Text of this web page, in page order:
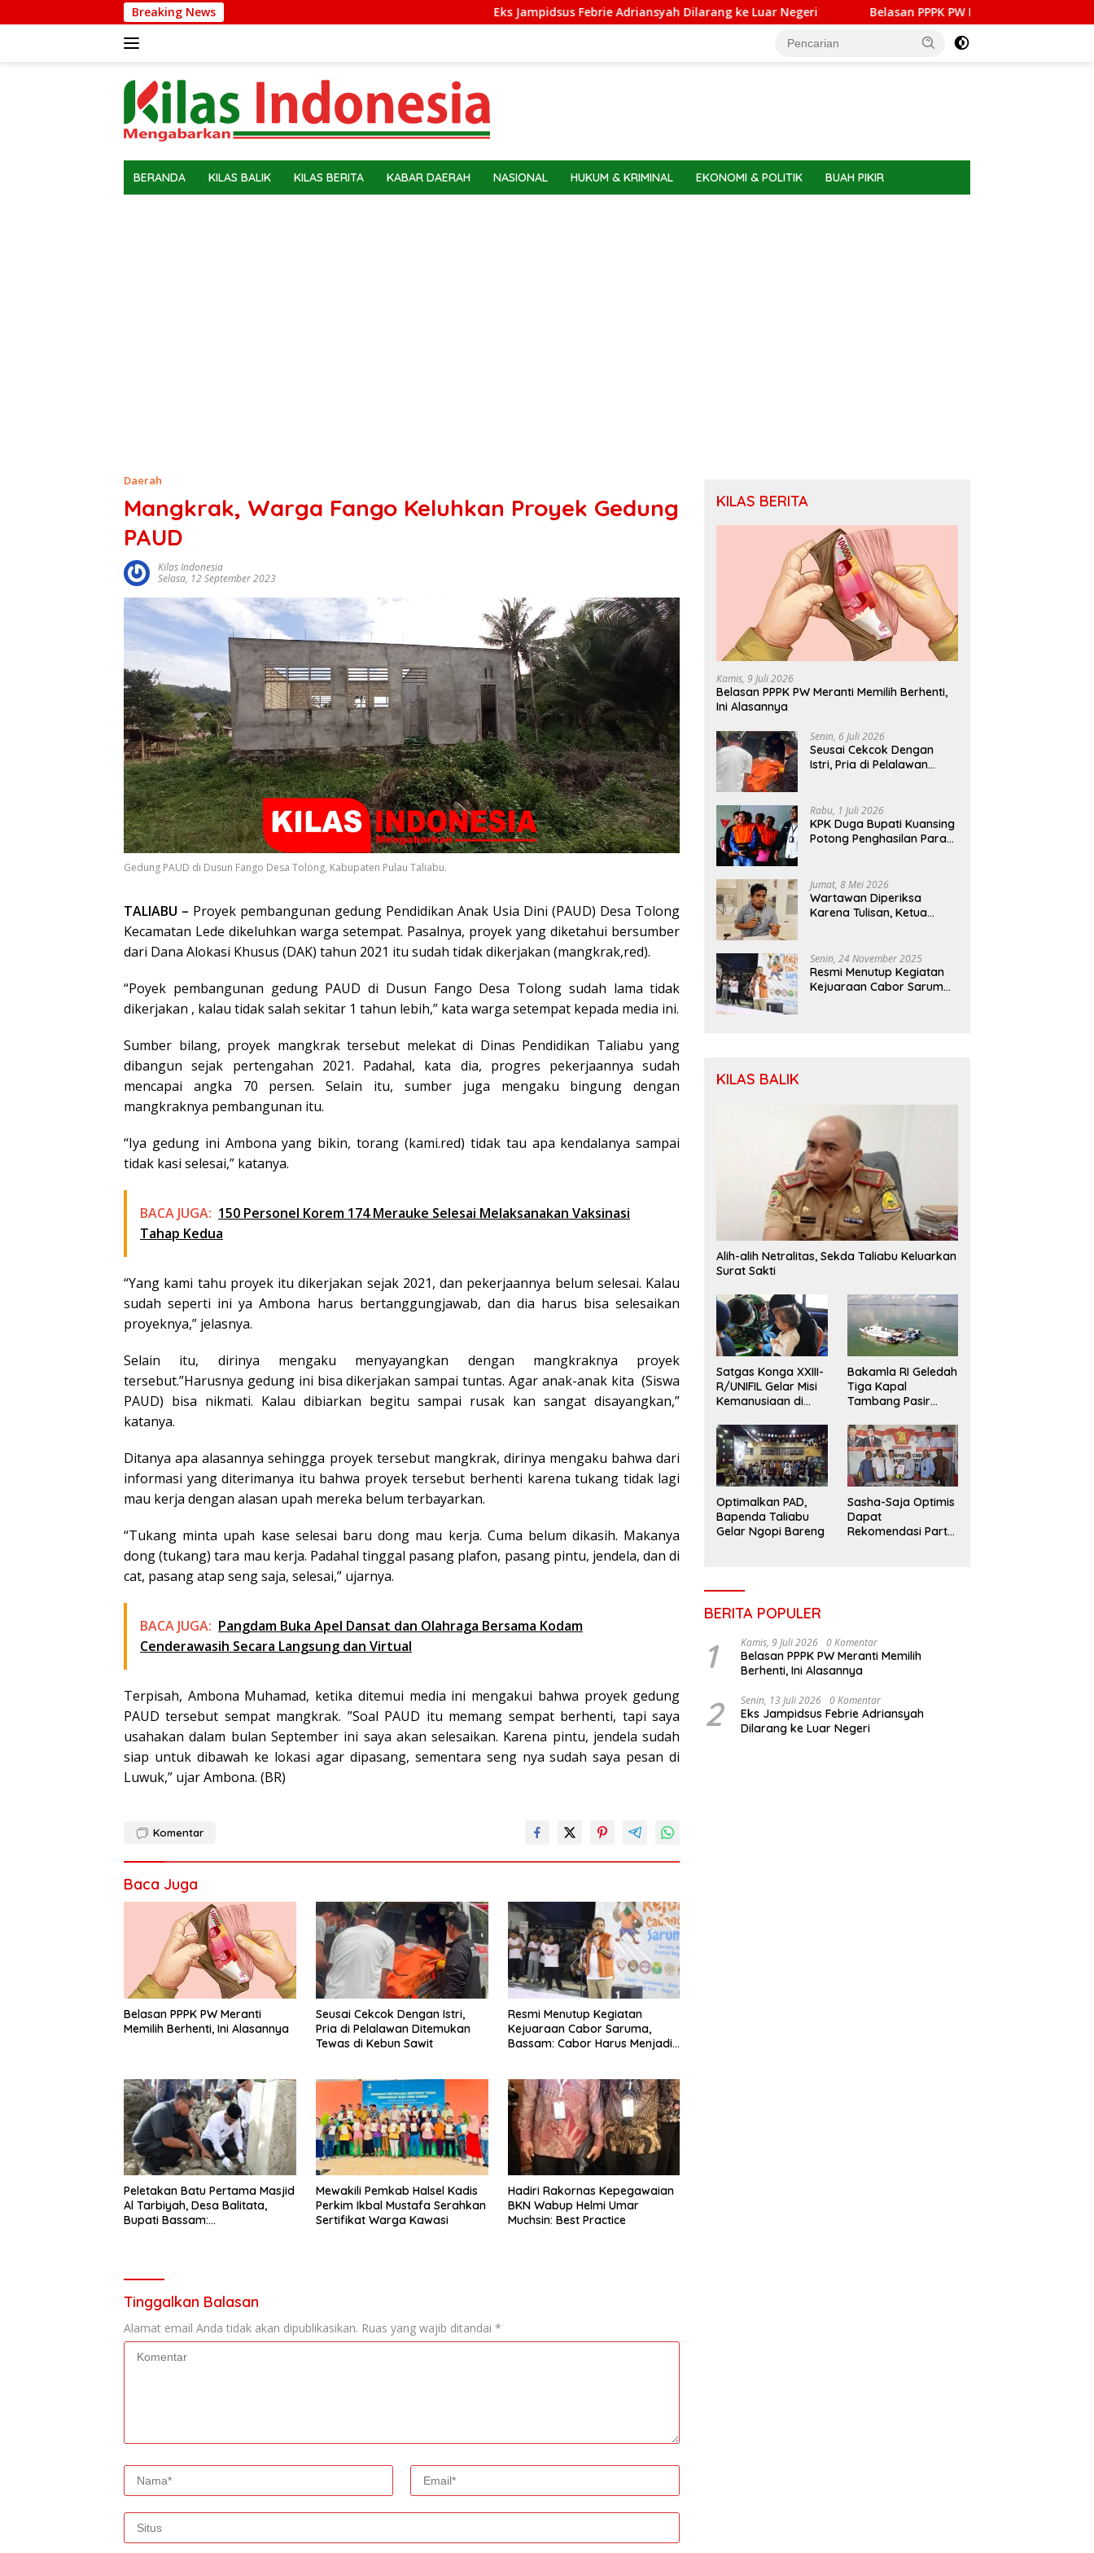
ke
Breaking News Eks Jampidsus Febrie Adriansyah Dilarang ke Luar Negeri Belasan PPPK PW Meranti Memilih Berhenti, Ini
BERANDA KILAS BALIK KILAS BERITA KABAR DAERAH NASIONAL HUKUM & KRIMINAL EKONOMI & POLITIK BUAH PIKIR
Daerah
Mangkrak, Warga Fango Keluhkan Proyek Gedung
PAUD
Kilas Indonesia
Selasa, 12 September 2023
Gedung PAUD di Dusun Fango Desa Tolong, Kabupaten Pulau Taliabu.
TALIABU – Proyek pembangunan gedung Pendidikan Anak Usia Dini (PAUD) Desa Tolong
Kecamatan Lede dikeluhkan warga setempat. Pasalnya, proyek yang diketahui bersumber
dari Dana Alokasi Khusus (DAK) tahun 2021 itu sudah tidak dikerjakan (mangkrak,red).
“Poyek pembangunan gedung PAUD di Dusun Fango Desa Tolong sudah lama tidak
dikerjakan , kalau tidak salah sekitar 1 tahun lebih,” kata warga setempat kepada media ini.
Sumber bilang, proyek mangkrak tersebut melekat di Dinas Pendidikan Taliabu yang
dibangun sejak pertengahan 2021. Padahal, kata dia, progres pekerjaannya sudah
mencapai angka 70 persen. Selain itu, sumber juga mengaku bingung dengan
mangkraknya pembangunan itu.
“Iya gedung ini Ambona yang bikin, torang (kami.red) tidak tau apa kendalanya sampai
tidak kasi selesai,” katanya.
BACA JUGA: 150 Personel Korem 174 Merauke Selesai Melaksanakan Vaksinasi
Tahap Kedua
“Yang kami tahu proyek itu dikerjakan sejak 2021, dan pekerjaannya belum selesai. Kalau
sudah seperti ini ya Ambona harus bertanggungjawab, dan dia harus bisa selesaikan
proyeknya,” jelasnya.
Selain itu, dirinya mengaku menyayangkan dengan mangkraknya proyek
tersebut.”Harusnya gedung ini bisa dikerjakan sampai tuntas. Agar anak-anak kita (Siswa
PAUD) bisa nikmati. Kalau dibiarkan begitu sampai rusak kan sangat disayangkan,”
katanya.
Ditanya apa alasannya sehingga proyek tersebut mangkrak, dirinya mengaku bahwa dari
informasi yang diterimanya itu bahwa proyek tersebut berhenti karena tukang tidak lagi
mau kerja dengan alasan upah mereka belum terbayarkan.
“Tukang minta upah kase selesai baru dong mau kerja. Cuma belum dikasih. Makanya
dong (tukang) tara mau kerja. Padahal tinggal pasang plafon, pasang pintu, jendela, dan di
cat, pasang atap seng saja, selesai,” ujarnya.
BACA JUGA: Pangdam Buka Apel Dansat dan Olahraga Bersama Kodam
Cenderawasih Secara Langsung dan Virtual
Terpisah, Ambona Muhamad, ketika ditemui media ini mengakui bahwa proyek gedung
PAUD tersebut sempat mangkrak. ”Soal PAUD itu memang sempat berhenti, tapi saya
usahakan dalam bulan September ini saya akan selesaikan. Karena pintu, jendela sudah
siap untuk dibawah ke lokasi agar dipasang, sementara seng nya sudah saya pesan di
Luwuk,” ujar Ambona. (BR)
Komentar
Baca Juga
Belasan PPPK PW Meranti
Memilih Berhenti, Ini Alasannya
Seusai Cekcok Dengan Istri,
Pria di Pelalawan Ditemukan
Tewas di Kebun Sawit
Resmi Menutup Kegiatan
Kejuaraan Cabor Saruma,
Bassam: Cabor Harus Menjadi
Peletakan Batu Pertama Masjid
Al Tarbiyah, Desa Balitata,
Bupati Bassam:
Mewakili Pemkab Halsel Kadis
Perkim Ikbal Mustafa Serahkan
Sertifikat Warga Kawasi
Hadiri Rakornas Kepegawaian
BKN Wabup Helmi Umar
Muchsin: Best Practice
Tinggalkan Balasan
Alamat email Anda tidak akan dipublikasikan. Ruas yang wajib ditandai *
KILAS BERITA
Kamis, 9 Juli 2026
Belasan PPPK PW Meranti Memilih Berhenti,
Ini Alasannya
Senin, 6 Juli 2026
Seusai Cekcok Dengan
Istri, Pria di Pelalawan
Rabu, 1 Juli 2026
KPK Duga Bupati Kuansing
Potong Penghasilan Para
Jumat, 8 Mei 2026
Wartawan Diperiksa
Karena Tulisan, Ketua
Dewan Pers
Senin, 24 November 2025
Resmi Menutup Kegiatan
Kejuaraan Cabor Saruma,
KILAS BALIK
Alih-alih Netralitas, Sekda Taliabu Keluarkan
Surat Sakti
Satgas Konga XXIII-
R/UNIFIL Gelar Misi
Kemanusiaan di
Bakamla RI Geledah
Tiga Kapal
Tambang Pasir
Karimun
Optimalkan PAD,
Bapenda Taliabu
Gelar Ngopi Bareng
Sasha-Saja Optimis
Dapat
Rekomendasi Partai
BERITA POPULER
1 Kamis, 9 Juli 2026 0 Komentar
Belasan PPPK PW Meranti Memilih
Berhenti, Ini Alasannya
2 Senin, 13 Juli 2026 0 Komentar
Eks Jampidsus Febrie Adriansyah
Dilarang ke Luar Negeri